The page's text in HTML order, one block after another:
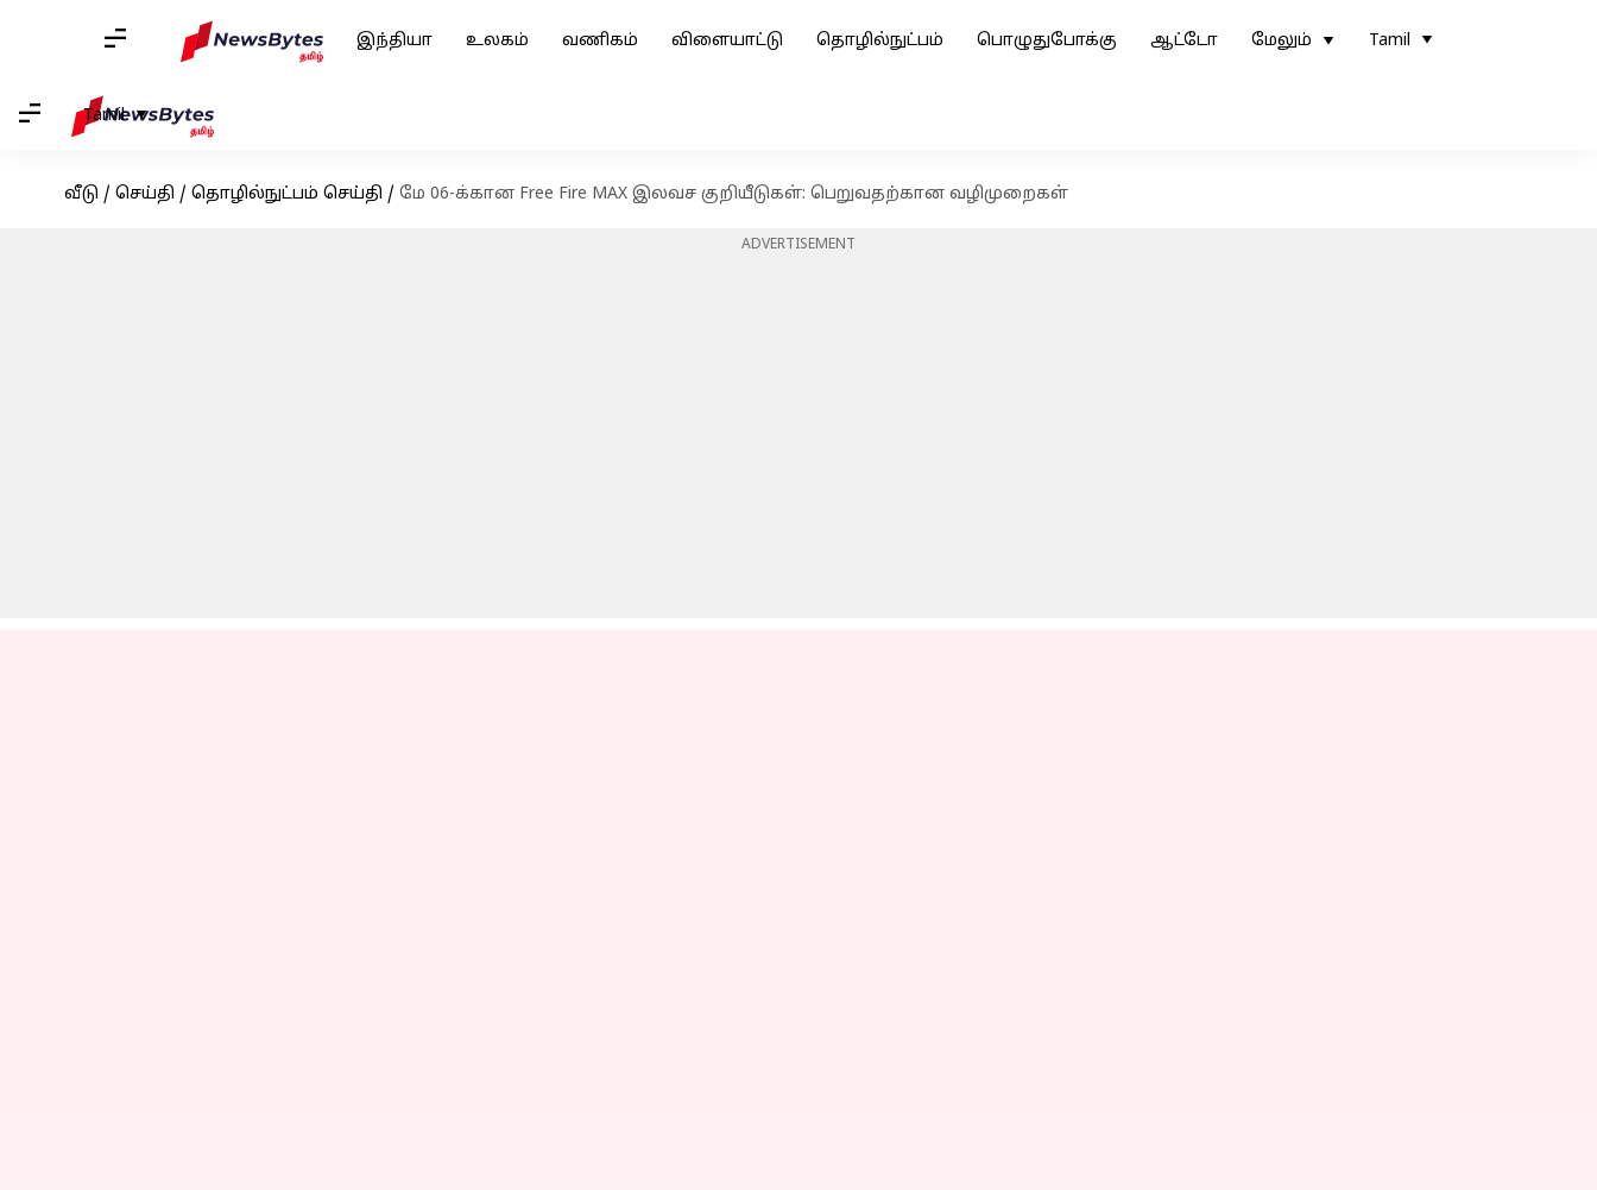
இந்தியா உலகம் வணிகம் விளையாட்டு தொழில்நுட்பம் பொழுதுபோக்கு ஆட்டோ மேலும் Tamil
Tamil
வீடு / செய்தி / தொழில்நுட்பம் செய்தி / மே 06-க்கான Free Fire MAX இலவச குறியீடுகள்: பெறுவதற்கான வழிமுறைகள்
ADVERTISEMENT